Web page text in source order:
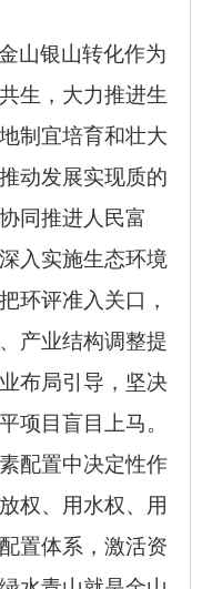
山银山转化作为
生，大力推进生
制宜培育和壮大
动发展实现质的
同推进人民富
入实施生态环境
环评准入关口，
产业结构调整提
布局引导，坚决
项目盲目上马。
配置中决定性作
权、用水权、用
置体系，激活资